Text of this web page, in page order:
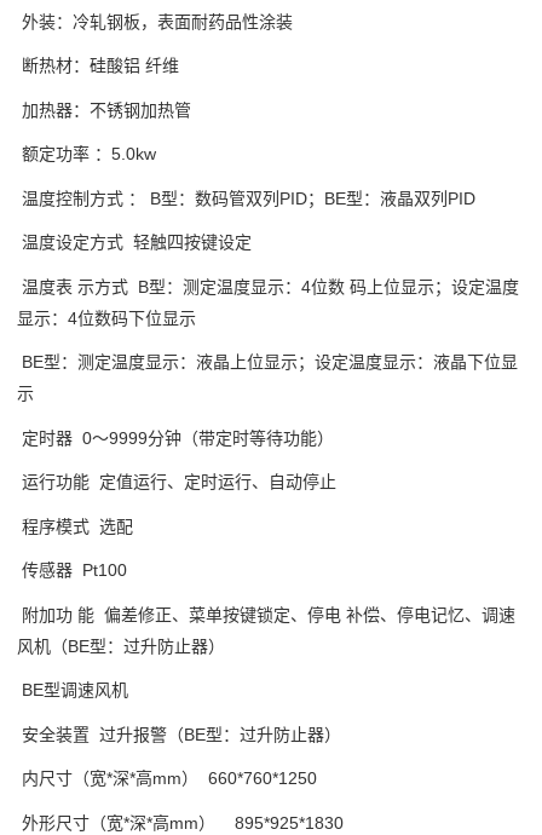
外装：冷轧钢板，表面耐药品性涂装
断热材：硅酸铝 纤维
加热器：不锈钢加热管
额定功率 ：5.0kw
温度控制方式 ： B型：数码管双列PID；BE型：液晶双列PID
温度设定方式 轻触四按键设定
温度表 示方式 B型：测定温度显示：4位数 码上位显示；设定温度
显示：4位数码下位显示
BE型：测定温度显示：液晶上位显示；设定温度显示：液晶下位显
示
定时器 0～9999分钟（带定时等待功能）
运行功能 定值运行、定时运行、自动停止
程序模式 选配
传感器 Pt100
附加功 能 偏差修正、菜单按键锁定、停电 补偿、停电记忆、调速
风机（BE型：过升防止器）
BE型调速风机
安全装置 过升报警（BE型：过升防止器）
内尺寸（宽*深*高mm） 660*760*1250
外形尺寸（宽*深*高mm） 895*925*1830